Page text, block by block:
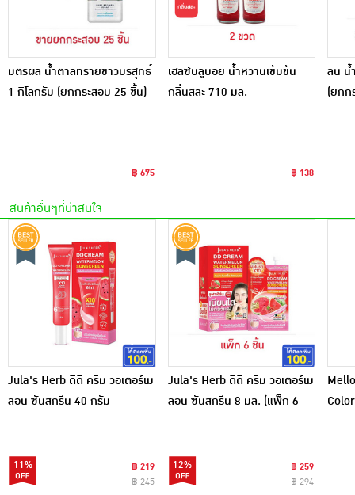
มิตรผล น้ำตาลทรายขาวบริสุทธิ์
1 กิโลกรัม (ยกกระสอบ 25 ชิ้น)
฿ 675
เฮลซ์บลูบอย น้ำหวานเข้มข้น
กลิ่นสละ 710 มล.
฿ 138
ลิน น้
(ยกก
สินค้าอื่นๆที่น่าสนใจ
Jula's Herb ดีดี ครีม วอเตอร์เม
ลอน ซันสกรีน 40 กรัม
11%
฿ 219
฿ 245
Jula's Herb ดีดี ครีม วอเตอร์เม
ลอน ซันสกรีน 8 มล. (แพ็ก 6
12%
฿ 259
฿ 294